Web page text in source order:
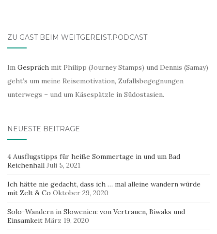
ZU GAST BEIM WEITGEREIST.PODCAST
Im Gespräch mit Philipp (Journey Stamps) und Dennis (Samay)
geht’s um meine Reisemotivation, Zufallsbegegnungen
unterwegs – und um Käsespätzle in Südostasien.
NEUESTE BEITRÄGE
4 Ausflugstipps für heiße Sommertage in und um Bad
Reichenhall Juli 5, 2021
Ich hätte nie gedacht, dass ich … mal alleine wandern würde
mit Zelt & Co Oktober 29, 2020
Solo-Wandern in Slowenien: von Vertrauen, Biwaks und
Einsamkeit März 19, 2020